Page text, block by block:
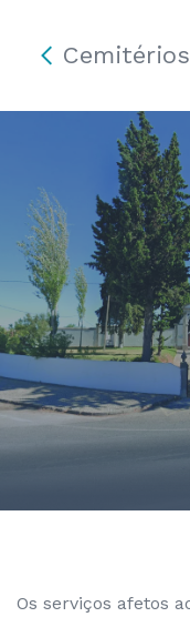
Cemitérios
Os serviços afetos